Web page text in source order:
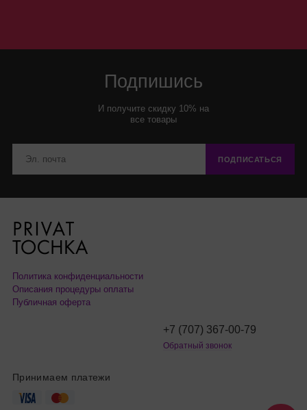
Подпишись
И получите скидку 10% на
все товары
ПОДПИСАТЬСЯ
Политика конфиденциальности
Описания процедуры оплаты
Публичная оферта
+7 (707) 367-00-79
Обратный звонок
Принимаем платежи